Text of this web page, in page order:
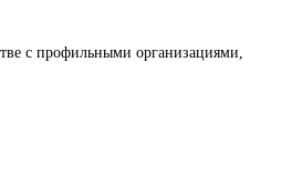
с профильными организациями,